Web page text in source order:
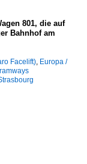
801, die auf
Bahnhof am
Facelift), Europa /